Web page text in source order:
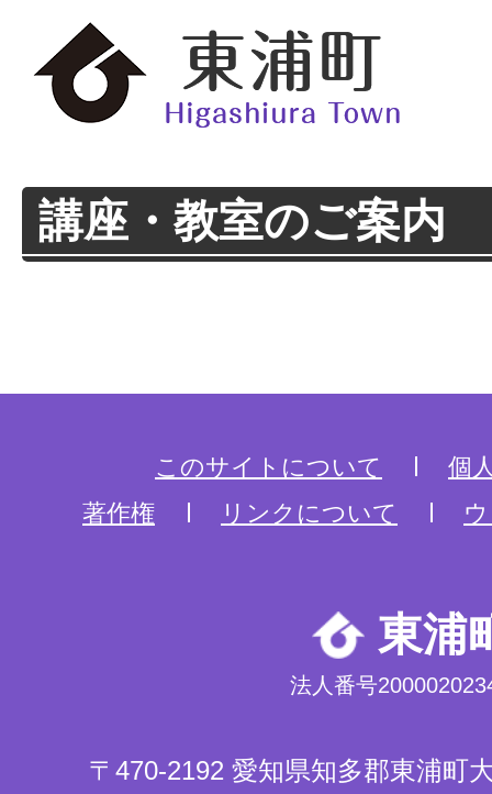
講座・教室のご案内
このサイトについて
個
著作権
リンクについて
東浦
法人番号
〒470-2192 愛知県知多郡東浦町